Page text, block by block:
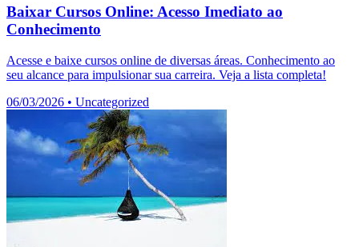
Baixar Cursos Online: Acesso Imediato ao
Conhecimento
Acesse e baixe cursos online de diversas áreas. Conhecimento ao
seu alcance para impulsionar sua carreira. Veja a lista completa!
06/03/2026 • Uncategorized